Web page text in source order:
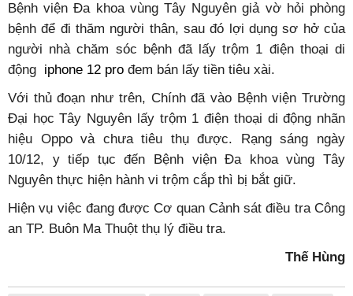
Bệnh viện Đa khoa vùng Tây Nguyên giả vờ hỏi phòng
bệnh để đi thăm người thân, sau đó lợi dụng sơ hở của
người nhà chăm sóc bệnh đã lấy trộm 1 điện thoại di
động
iphone 12 pro đem bán lấy tiền tiêu xài.
Với thủ đoạn như trên, Chính đã vào Bệnh viện Trường
Đại học Tây Nguyên lấy trộm 1 điện thoại di động nhãn
hiệu Oppo và chưa tiêu thụ được. Rạng sáng ngày
10/12, y tiếp tục đến Bệnh viện Đa khoa vùng Tây
Nguyên thực hiện hành vi trộm cắp thì bị bắt giữ.
Hiện vụ việc đang được Cơ quan Cảnh sát điều tra Công
an TP. Buôn Ma Thuột thụ lý điều tra.
Thế Hùng